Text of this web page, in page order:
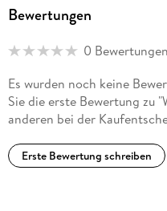
Bewertungen
0 Bewertungen
Es wurden noch keine
Sie die erste Bewertung zu
anderen bei der
Erste Bewertung schreiben